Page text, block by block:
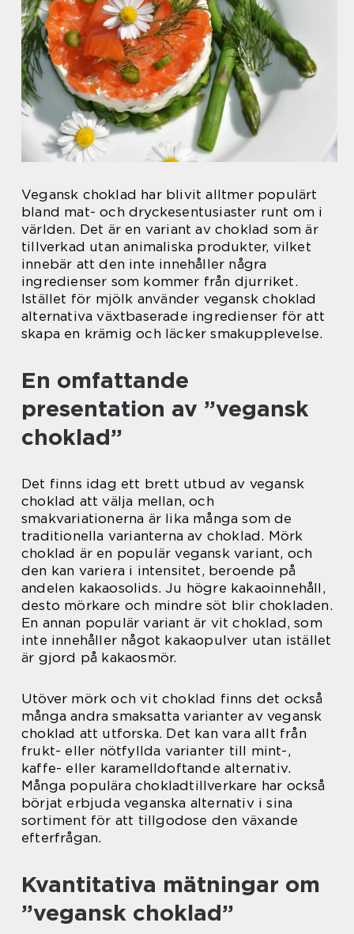
Vegansk choklad har blivit alltmer populärt
bland mat- och dryckesentusiaster runt om i
världen. Det är en variant av choklad som är
tillverkad utan animaliska produkter, vilket
innebär att den inte innehåller några
ingredienser som kommer från djurriket.
Istället för mjölk använder vegansk choklad
alternativa växtbaserade ingredienser för att
skapa en krämig och läcker smakupplevelse.
En omfattande
presentation av ”vegansk
choklad”
Det finns idag ett brett utbud av vegansk
choklad att välja mellan, och
smakvariationerna är lika många som de
traditionella varianterna av choklad. Mörk
choklad är en populär vegansk variant, och
den kan variera i intensitet, beroende på
andelen kakaosolids. Ju högre kakaoinnehåll,
desto mörkare och mindre söt blir chokladen.
En annan populär variant är vit choklad, som
inte innehåller något kakaopulver utan istället
är gjord på kakaosmör.
Utöver mörk och vit choklad finns det också
många andra smaksatta varianter av vegansk
choklad att utforska. Det kan vara allt från
frukt- eller nötfyllda varianter till mint-,
kaffe- eller karamelldoftande alternativ.
Många populära chokladtillverkare har också
börjat erbjuda veganska alternativ i sina
sortiment för att tillgodose den växande
efterfrågan.
Kvantitativa mätningar om
”vegansk choklad”